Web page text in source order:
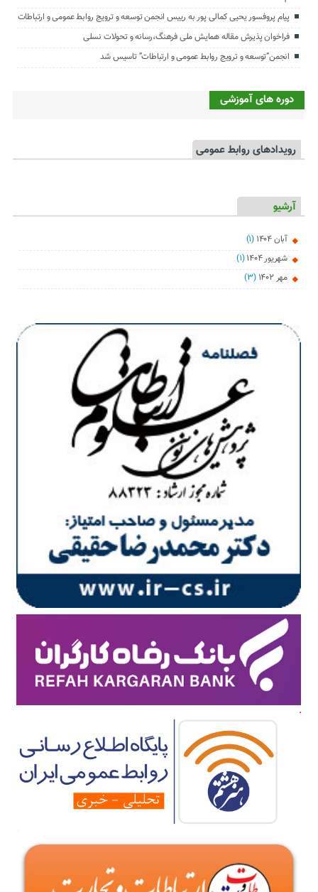
پیام پروفسور یحیی کمالی پور به رییس انجمن توسعه و ترویج روابط عمومی و ارتباطات
فراخوان پذیرش مقاله همایش ملی فرهنگ،رسانه و تحولات نسلی
انجمن”توسعه و ترویج روابط عمومی و ارتباطات” تاسیس شد
دوره های آموزشی
رویدادهای روابط عمومی
آرشیو
آبان ۱۴۰۴
(۱)
شهریور ۱۴۰۴
(۱)
مهر ۱۴۰۲
(۳)